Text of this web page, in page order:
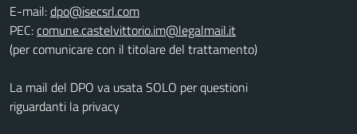
E-mail:
PEC:
(per comunicare con il titolare del trattamento)
La mail del DPO va usata SOLO per questioni
riguardanti la privacy